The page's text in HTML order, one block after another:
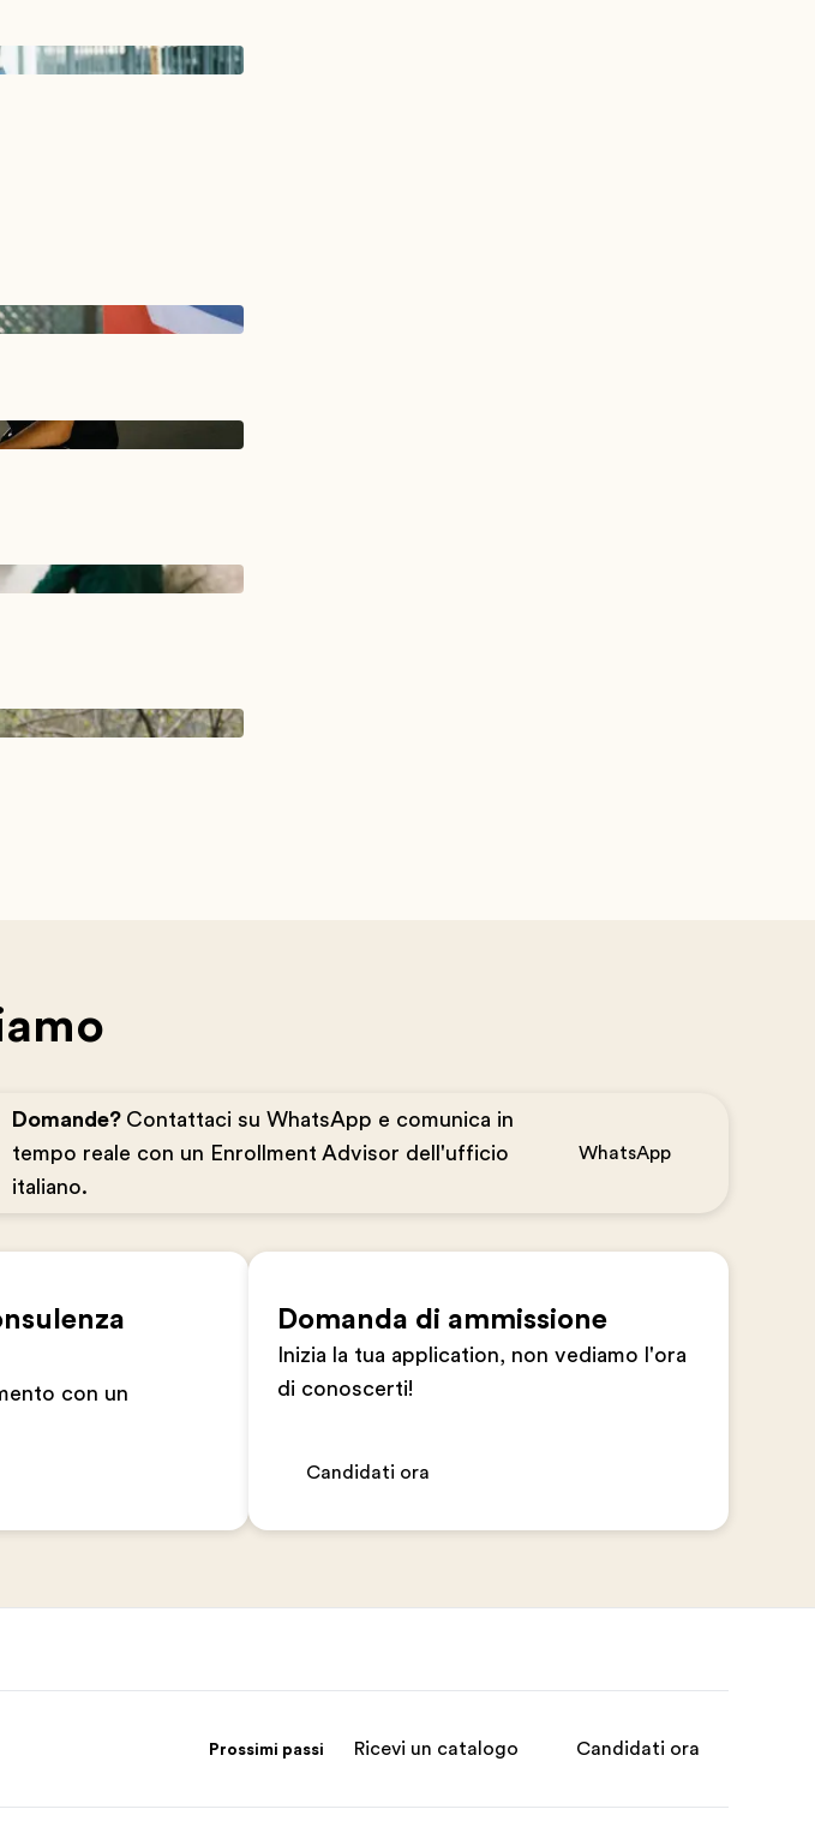
Domande? Contattaci su WhatsApp e comunica in
tempo reale con un Enrollment Advisor dell'ufficio
italiano.
WhatsApp
con un
Domanda di ammissione
Inizia la tua application, non vediamo l'ora
di conoscerti!
Candidati ora
Prossimi passi Ricevi un catalogo Candidati ora